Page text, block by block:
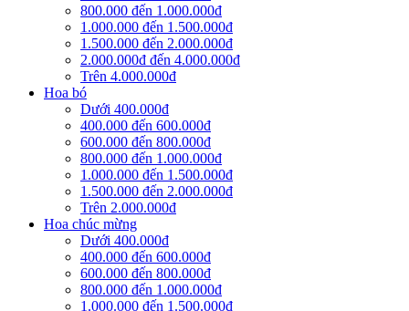
800.000 đến 1.000.000đ
1.000.000 đến 1.500.000đ
1.500.000 đến 2.000.000đ
2.000.000đ đến 4.000.000đ
Trên 4.000.000đ
Hoa bó
Dưới 400.000đ
400.000 đến 600.000đ
600.000 đến 800.000đ
800.000 đến 1.000.000đ
1.000.000 đến 1.500.000đ
1.500.000 đến 2.000.000đ
Trên 2.000.000đ
Hoa chúc mừng
Dưới 400.000đ
400.000 đến 600.000đ
600.000 đến 800.000đ
800.000 đến 1.000.000đ
1.000.000 đến 1.500.000đ